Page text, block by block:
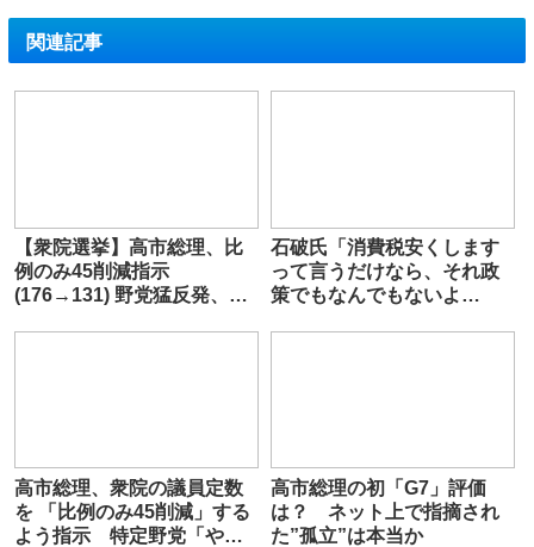
関連記事
【衆院選挙】高市総理、比
例のみ45削減指示
(176→131) 野党猛反発、少
石破氏「消費税安くします
って言うだけなら、それ政
策でもなんでもないよ
高市総理、衆院の議員定数
を 「比例のみ45削減」する
よう指示 特定野党「やめ
高市総理の初「G7」評価
は？ ネット上で指摘され
た”孤立”は本当か